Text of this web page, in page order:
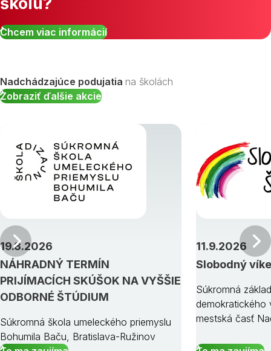
Chcem viac informácií
Nadchádzajúce podujatia na školách
Zobraziť ďalšie akcie
NÁHRADNÝ TERMÍN
PRIJÍMACÍCH SKÚŠOK NA VYŠŠIE
ODBORNÉ ŠTÚDIUM
19.8.2026
Súkromná škola umeleckého priemyslu
Bohumila Baču, Bratislava-Ružinov
Slobodný
11.9.2026
Súkromná
demokratického
mestská časť
Predchádzajúci